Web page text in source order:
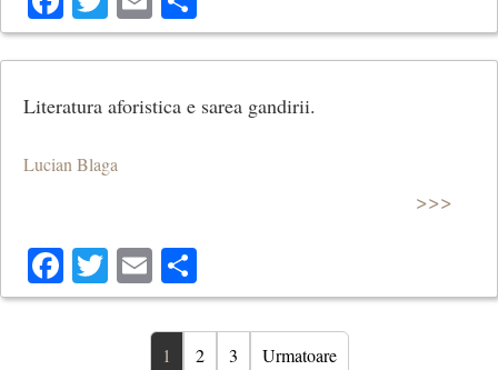
Literatura aforistica e sarea gandirii.
Lucian Blaga
>>>
Facebook
Twitter
Email
1 2 3 Urmatoare